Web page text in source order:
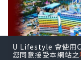
U Lifestyle 會使用
您同意接受本網站之